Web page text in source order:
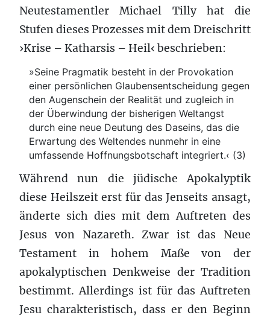
Neutestamentler Michael Tilly hat die
Stufen dieses Prozesses mit dem Dreischritt
›Krise – Katharsis – Heil‹ beschrieben:
»Seine Pragmatik besteht in der Provokation
einer persönlichen Glaubensentscheidung gegen
den Augenschein der Realität und zugleich in
der Überwindung der bisherigen Weltangst
durch eine neue Deutung des Daseins, das die
Erwartung des Weltendes nunmehr in eine
umfassende Hoffnungsbotschaft integriert.‹ (3)
Während nun die jüdische Apokalyptik
diese Heilszeit erst für das Jenseits ansagt,
änderte sich dies mit dem Auftreten des
Jesus von Nazareth. Zwar ist das Neue
Testament in hohem Maße von der
apokalyptischen Denkweise der Tradition
bestimmt. Allerdings ist für das Auftreten
Jesu charakteristisch, dass er den Beginn